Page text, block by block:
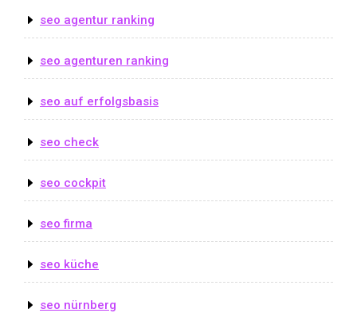
seo agentur ranking
seo agenturen ranking
seo auf erfolgsbasis
seo check
seo cockpit
seo firma
seo küche
seo nürnberg